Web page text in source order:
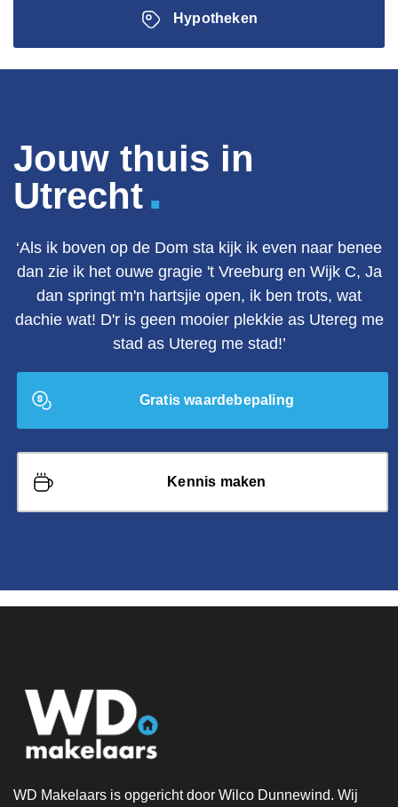
Hypotheken
Jouw thuis in
Utrecht.
‘Als ik boven op de Dom sta kijk ik even naar benee
dan zie ik het ouwe gragie 't Vreeburg en Wijk C, Ja
dan springt m'n hartsjie open, ik ben trots, wat
dachie wat! D'r is geen mooier plekkie as Utereg me
stad as Utereg me stad!’
Gratis waardebepaling
Kennis maken
WD Makelaars is opgericht door Wilco Dunnewind. Wij